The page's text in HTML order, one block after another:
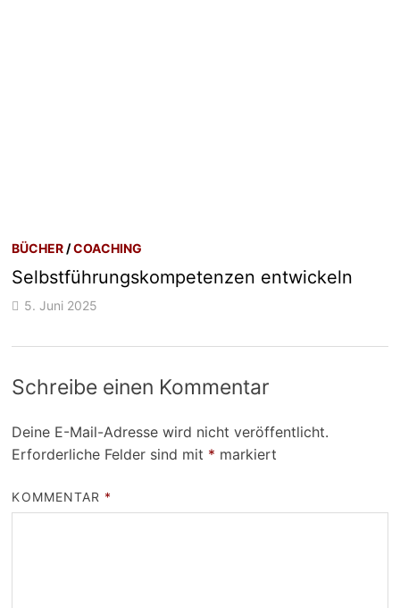
BÜCHER /COACHING
Selbstführungskompetenzen entwickeln
5. Juni 2025
Schreibe einen Kommentar
Deine E-Mail-Adresse wird nicht veröffentlicht.
Erforderliche Felder sind mit * markiert
KOMMENTAR *